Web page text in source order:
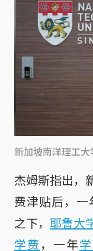
新加坡南洋理工大
杰姆斯指出，
费津贴后，
之下， 耶鲁大
学费 ，一年